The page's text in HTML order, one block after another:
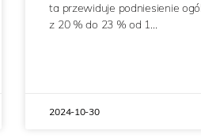
ta przewiduje podniesienie
z 20 % do 23 % od 1…
2024-10-30